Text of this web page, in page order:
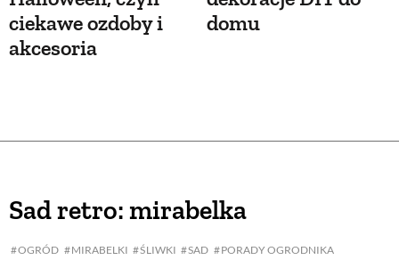
ciekawe ozdoby i
akcesoria
domu
Sad retro: mirabelka
OGRÓD MIRABELKI ŚLIWKI SAD
PORADY OGRODNIKA